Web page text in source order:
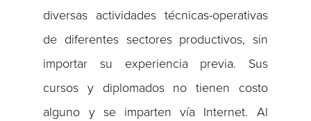
diversas actividades técnicas-operativas
de diferentes sectores productivos, sin
importar su experiencia previa. Sus
cursos y diplomados no tienen costo
alguno y se imparten vía Internet. Al